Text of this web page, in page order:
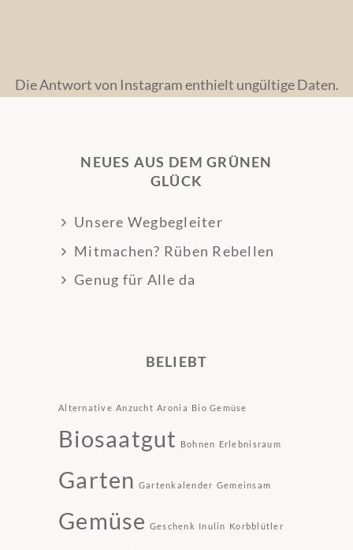
Die Antwort von Instagram enthielt ungültige Daten.
NEUES AUS DEM GRÜNEN
GLÜCK
Unsere Wegbegleiter
Mitmachen? Rüben Rebellen
Genug für Alle da
BELIEBT
Alternative Anzucht Aronia Bio Gemüse
Biosaatgut Bohnen Erlebnisraum
Garten Gartenkalender Gemeinsam
Gemüse Geschenk Inulin Korbblütler